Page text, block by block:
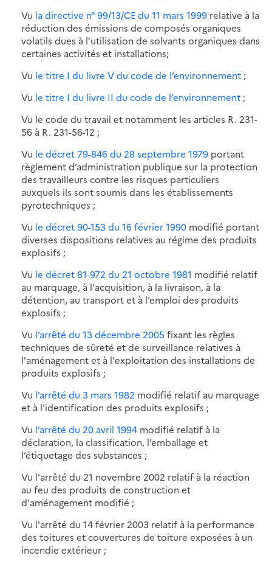
Vu la directive n° 99/13/CE du 11 mars 1999 relative à la
réduction des émissions de composés organiques
volatils dues à l’utilisation de solvants organiques dans
certaines activités et installations;
Vu le titre I du livre V du code de l’environnement ;
Vu le titre I du livre II du code de l’environnement ;
Vu le code du travail et notamment les articles R. 231-
56 à R. 231-56-12 ;
Vu le décret 79-846 du 28 septembre 1979 portant
règlement d’administration publique sur la protection
des travailleurs contre les risques particuliers
auxquels ils sont soumis dans les établissements
pyrotechniques ;
Vu le décret 90-153 du 16 février 1990 modifié portant
diverses dispositions relatives au régime des produits
explosifs ;
Vu le décret 81-972 du 21 octobre 1981 modifié relatif
au marquage, à l'acquisition, à la livraison, à la
détention, au transport et à l’emploi des produits
explosifs ;
Vu l’arrêté du 13 décembre 2005 fixant les règles
techniques de sûreté et de surveillance relatives à
l'aménagement et à l'exploitation des installations de
produits explosifs ;
Vu l’arrêté du 3 mars 1982 modifié relatif au marquage
et à l'identification des produits explosifs ;
Vu l’arrêté du 20 avril 1994 modifié relatif à la
déclaration, la classification, l’emballage et
l’étiquetage des substances ;
Vu l'arrêté du 21 novembre 2002 relatif à la réaction
au feu des produits de construction et
d'aménagement modifié ;
Vu l'arrêté du 14 février 2003 relatif à la performance
des toitures et couvertures de toiture exposées à un
incendie extérieur ;